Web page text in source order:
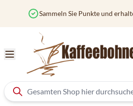
Verfolgen Sie Ihre Bestellung